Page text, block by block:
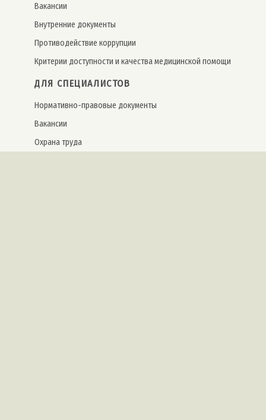
Вакансии
Внутренние документы
Противодействие коррупции
Критерии доступности и качества медицинской помощи
ДЛЯ СПЕЦИАЛИСТОВ
Нормативно-правовые документы
Вакансии
Охрана труда